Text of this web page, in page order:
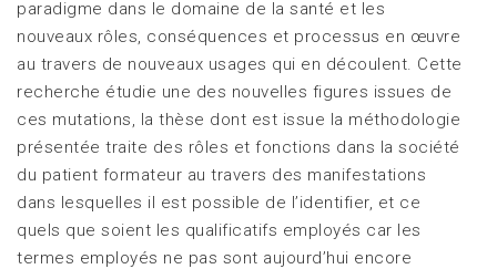
paradigme dans le domaine de la santé et les
nouveaux rôles, conséquences et processus en œuvre
au travers de nouveaux usages qui en découlent. Cette
recherche étudie une des nouvelles figures issues de
ces mutations, la thèse dont est issue la méthodologie
présentée traite des rôles et fonctions dans la société
du patient formateur au travers des manifestations
dans lesquelles il est possible de l’identifier, et ce
quels que soient les qualificatifs employés car les
termes employés ne pas sont aujourd’hui encore